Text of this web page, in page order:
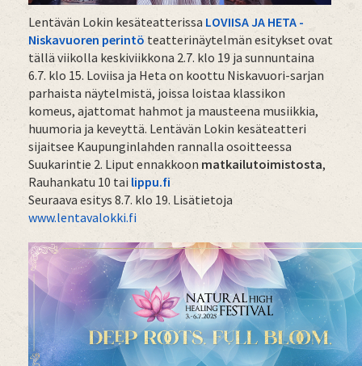
Lentävän Lokin kesäteatterissa LOVIISA JA HETA -
Niskavuoren perintö teatterinäytelmän esitykset ovat
tällä viikolla keskiviikkona 2.7. klo 19 ja sunnuntaina
6.7. klo 15. Loviisa ja Heta on koottu Niskavuori-sarjan
parhaista näytelmistä, joissa loistaa klassikon
komeus, ajattomat hahmot ja mausteena musiikkia,
huumoria ja keveyttä. Lentävän Lokin kesäteatteri
sijaitsee Kaupunginlahden rannalla osoitteessa
Suukarintie 2. Liput ennakkoon matkailutoimistosta,
Rauhankatu 10 tai lippu.fi
Seuraava esitys 8.7. klo 19. Lisätietoja
www.lentavalokki.fi